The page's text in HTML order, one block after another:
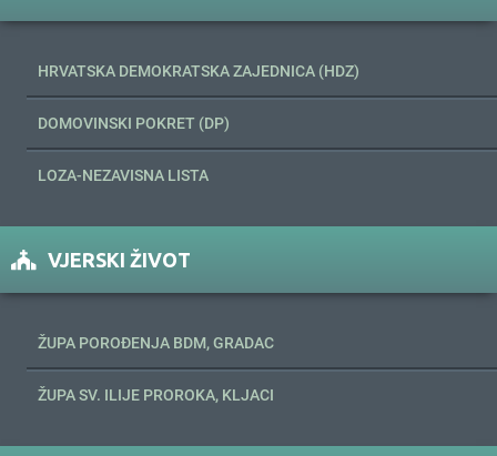
HRVATSKA DEMOKRATSKA ZAJEDNICA (HDZ)
DOMOVINSKI POKRET (DP)
LOZA-NEZAVISNA LISTA
VJERSKI ŽIVOT
ŽUPA POROĐENJA BDM, GRADAC
ŽUPA SV. ILIJE PROROKA, KLJACI